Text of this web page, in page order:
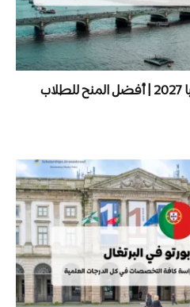
منح لدراسة الطب في بريطانيا 2027 | أفضل المنح للطلاب